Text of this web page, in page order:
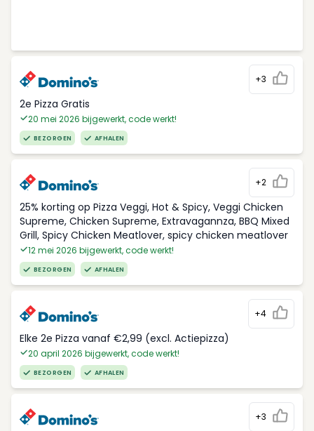
+3
2e Pizza Gratis
20 mei 2026 bijgewerkt, code werkt!
BEZORGEN AFHALEN
+2
25% korting op Pizza Veggi, Hot & Spicy, Veggi Chicken
Supreme, Chicken Supreme, Extravagannza, BBQ Mixed
Grill, Spicy Chicken Meatlover, spicy chicken meatlover
12 mei 2026 bijgewerkt, code werkt!
BEZORGEN AFHALEN
+4
Elke 2e Pizza vanaf €2,99 (excl. Actiepizza)
20 april 2026 bijgewerkt, code werkt!
BEZORGEN AFHALEN
+3